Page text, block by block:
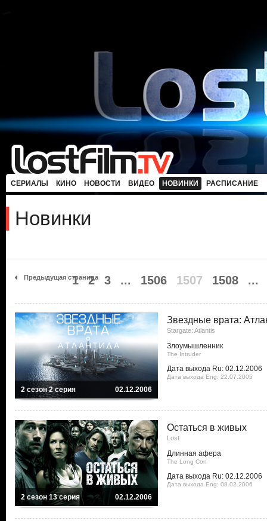
СЕРИАЛЫ КИНО НОВОСТИ ВИДЕО НОВИНКИ РАСПИСАНИЕ
Новинки
Предыдущая страница
1 2 3 ... 1506 1507 1508 ...
2 сезон 2 серия 02.12.2006
Звездные врата:
Stargate: Atlantis
Злоумышленник
The Intruder
Дата выхода Ru: 02.12.2006
Дата выхода Eng: 22.07.2005
2 сезон 13 серия 02.12.2006
Остаться в живых
Lost
Длинная афера
The Long Con
Дата выхода Ru: 02.12.2006
Дата выхода Eng: 08.02.2006